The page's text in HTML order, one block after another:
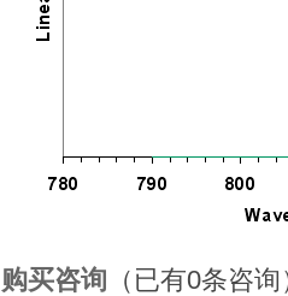
购买咨询 （已有0条咨